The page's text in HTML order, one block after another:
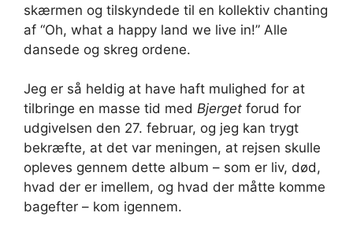
skærmen og tilskyndede til en kollektiv chanting
af “Oh, what a happy land we live in!” Alle
dansede og skreg ordene.
Jeg er så heldig at have haft mulighed for at
tilbringe en masse tid med Bjerget forud for
udgivelsen den 27. februar, og jeg kan trygt
bekræfte, at det var meningen, at rejsen skulle
opleves gennem dette album – som er liv, død,
hvad der er imellem, og hvad der måtte komme
bagefter – kom igennem.